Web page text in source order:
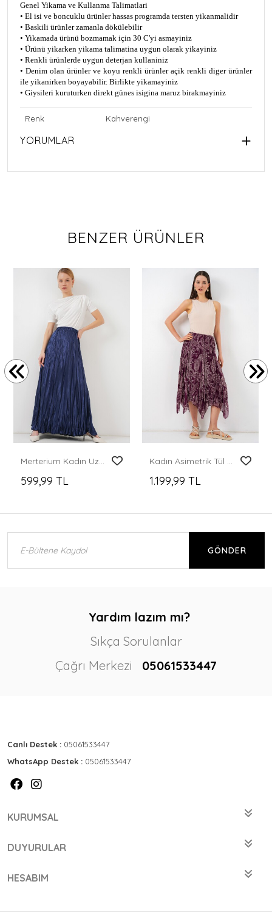
Genel Yikama ve Kullanma Talimatlari
• El isi ve boncuklu ürünler hassas programda tersten yikanmalidir
• Baskili ürünler zamanla dökülebilir
• Yikamada ürünü bozmamak için 30 C'yi asmayiniz
• Ürünü yikarken yikama talimatina uygun olarak yikayiniz
• Renkli ürünlerde uygun deterjan kullaniniz
• Denim olan ürünler ve koyu renkli ürünler açik renkli diger ürünler
ile yikanirken boyayabilir. Birlikte yikamayiniz
• Giysileri kuruturken direkt günes isigina maruz birakmayiniz
Renk Kahverengi
YORUMLAR
BENZER ÜRÜNLER
Merterium Kadın Uzun Kırışık Parlak Etek 8034 - D.Lacivert
599,99 TL
Kadın Asimetrik Tül Şifon Etek 8061 - Mürdüm
1.199,99 TL
GÖNDER
Yardım lazım mı?
Sıkça Sorulanlar
Çağrı Merkezi
05061533447
Canlı Destek : 05061533447
WhatsApp Destek : 05061533447
KURUMSAL
DUYURULAR
HESABIM